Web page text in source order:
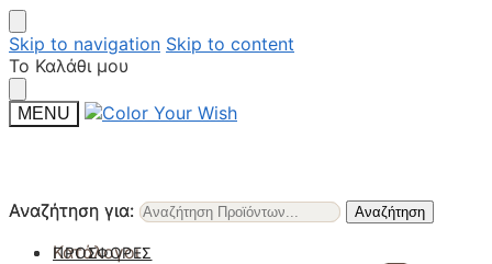
Skip to navigation Skip to content
Το Καλάθι μου
MENU
Αναζήτηση για: Αναζήτηση
Κατάλογοι
Αναζήτηση για: Αναζήτηση
ΠΡΟΣΦΟΡΈΣ